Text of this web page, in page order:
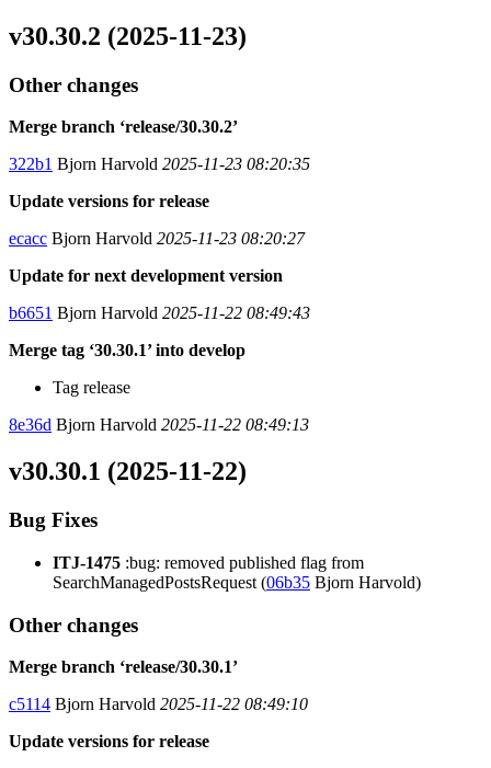
v30.30.2 (2025-11-23)
Other changes
Merge branch ‘release/30.30.2’
322b1 Bjorn Harvold 2025-11-23 08:20:35
Update versions for release
ecacc Bjorn Harvold 2025-11-23 08:20:27
Update for next development version
b6651 Bjorn Harvold 2025-11-22 08:49:43
Merge tag ‘30.30.1’ into develop
Tag release
8e36d Bjorn Harvold 2025-11-22 08:49:13
v30.30.1 (2025-11-22)
Bug Fixes
ITJ-1475 :bug: removed published flag from
SearchManagedPostsRequest (06b35 Bjorn Harvold)
Other changes
Merge branch ‘release/30.30.1’
c5114 Bjorn Harvold 2025-11-22 08:49:10
Update versions for release